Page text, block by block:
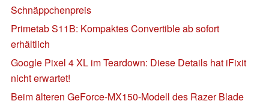
Schnäppchenpreis
Primetab S11B: Kompaktes Convertible ab sofort
erhältlich
Google Pixel 4 XL im Teardown: Diese Details hat iFixit
nicht erwartet!
Beim älteren GeForce-MX150-Modell des Razer Blade